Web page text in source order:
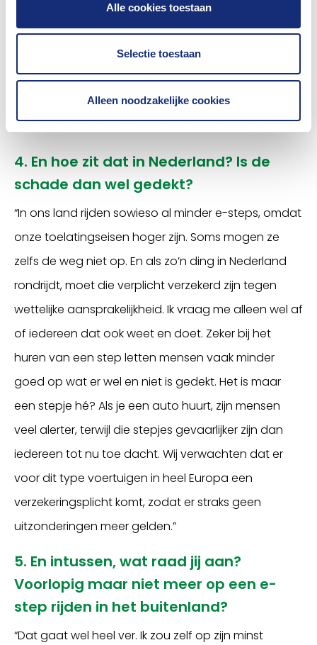
Alle cookies toestaan
Selectie toestaan
Alleen noodzakelijke cookies
kosten op de veroorzaker te verhalen. Wij kennen
een voorbeeld van een Nederlander die in Spanje
een e-step had gehuurd en letsel heeft
veroorzaakt. De betrokken verzekeraar heeft de
schade, die in de tienduizenden euro liep, op hem
verhaald.”
4. En hoe zit dat in Nederland? Is de
schade dan wel gedekt?
“In ons land rijden sowieso al minder e-steps, omdat
onze toelatingseisen hoger zijn. Soms mogen ze
zelfs de weg niet op. En als zo’n ding in Nederland
rondrijdt, moet die verplicht verzekerd zijn tegen
wettelijke aansprakelijkheid. Ik vraag me alleen wel af
of iedereen dat ook weet en doet. Zeker bij het
huren van een step letten mensen vaak minder
goed op wat er wel en niet is gedekt. Het is maar
een stepje hé? Als je een auto huurt, zijn mensen
veel alerter, terwijl die stepjes gevaarlijker zijn dan
iedereen tot nu toe dacht. Wij verwachten dat er
voor dit type voertuigen in heel Europa een
verzekeringsplicht komt, zodat er straks geen
uitzonderingen meer gelden.”
5. En intussen, wat raad jij aan?
Voorlopig maar niet meer op een e-
step rijden in het buitenland?
“Dat gaat wel heel ver. Ik zou zelf op zijn minst